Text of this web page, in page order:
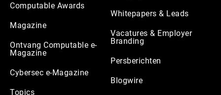
Computable Awards
Magazine
Ontvang Computable e-
Magazine
Cybersec e-Magazine
Topics
Whitepapers & Leads
Vacatures & Employer
Branding
Persberichten
Blogwire